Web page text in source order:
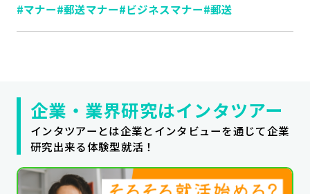
サイトマップ
#マナー#郵送マナー#ビジネスマナー#郵送
企業・業界研究はインタツアー
インタツアーとは企業とインタビューを通じて企業
研究出来る体験型就活！